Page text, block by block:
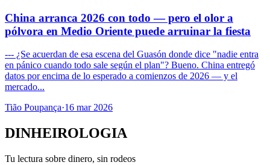
China arranca 2026 con todo — pero el olor a
pólvora en Medio Oriente puede arruinar la fiesta
--- ¿Se acuerdan de esa escena del Guasón donde dice "nadie entra
en pánico cuando todo sale según el plan"? Bueno. China entregó
datos por encima de lo esperado a comienzos de 2026 — y el
mercado...
Tião Poupança·16 mar 2026
DINHEIROLOGIA
Tu lectura sobre dinero, sin rodeos